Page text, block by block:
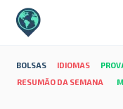
BOLSAS IDIOMAS
RESUMÃO DA SEMANA